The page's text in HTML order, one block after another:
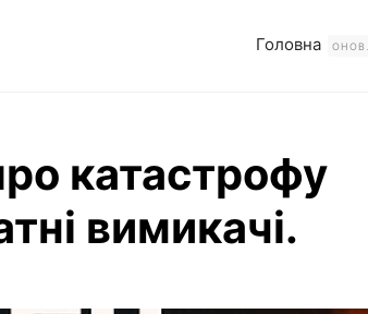
Головна
катастрофу
вимикачі.